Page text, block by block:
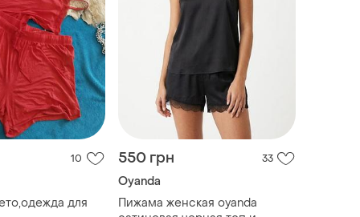
10
для
550 грн 33
Oyanda
Пижама женская oyanda